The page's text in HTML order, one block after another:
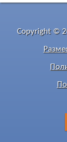
Copyright ©